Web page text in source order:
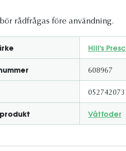
rådfrågas före användning.
Hill's
608967
Våtfoder